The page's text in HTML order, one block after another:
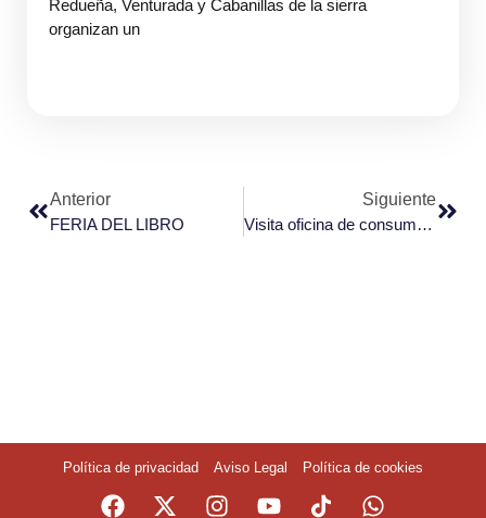
Redueña, Venturada y Cabanillas de la sierra
organizan un
Anterior
FERIA DEL LIBRO
Siguiente
Visita oficina de consumo 12 de abril de 2024
Política de privacidad Aviso Legal Política de cookies